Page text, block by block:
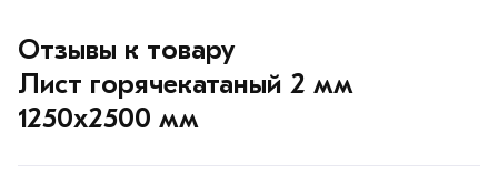
Отзывы к товару
Лист горячекатаный 2 мм
1250х2500 мм